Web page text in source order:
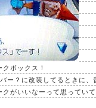
ボックス！
ー？に改装してるときに、
クがいいなーって思ってい